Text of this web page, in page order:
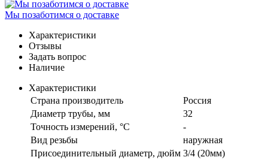
Мы позаботимся о доставке
Характеристики
Отзывы
Задать вопрос
Наличие
Характеристики
Страна производитель
Россия
Диаметр трубы, мм
32
Точность измерений, °C
-
Вид резьбы
наружная
Присоединительный диаметр, дюйм 3/4 (20мм)